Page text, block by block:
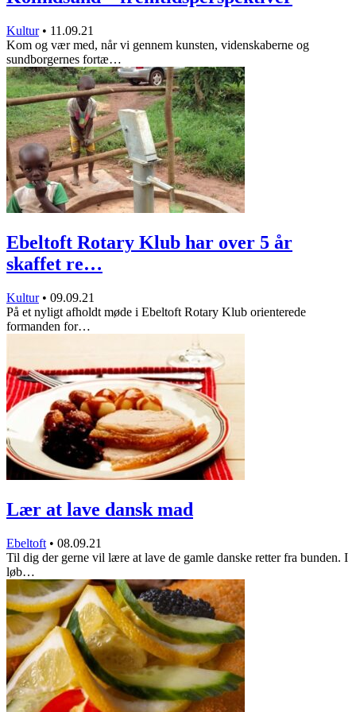
Kultur • 11.09.21
Kom og vær med, når vi gennem kunsten, videnskaberne og
sundborgernes fortæ…
Ebeltoft Rotary Klub har over 5 år
skaffet re…
Kultur • 09.09.21
På et nyligt afholdt møde i Ebeltoft Rotary Klub orienterede
formanden for…
Lær at lave dansk mad
Ebeltoft • 08.09.21
Til dig der gerne vil lære at lave de gamle danske retter fra bunden. I
løb…